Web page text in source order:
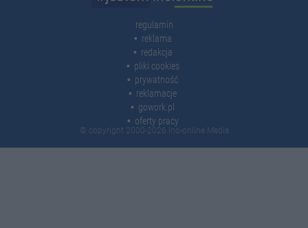
regulamin
reklama
redakcja
pliki cookies
prywatność
reklamacje
gowork.pl
oferty pracy
© copyright 2000-2026 Ino-online Media